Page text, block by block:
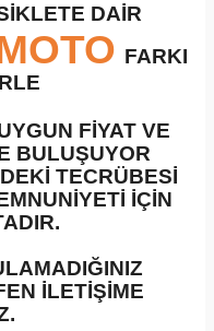
DAİR
FARKI
FİYAT VE
BULUŞUYOR
TECRÜBESİ
İÇİN
İLETİŞİME